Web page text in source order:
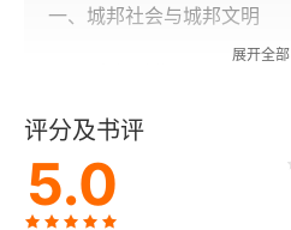
一、城邦社会与城邦文明
1.遗产的传承
2.神话与史诗
展开全部
评分及书评
5.0